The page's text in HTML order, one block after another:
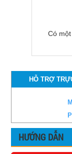
Có
HỖ TRỢ
HƯỚNG DẪN